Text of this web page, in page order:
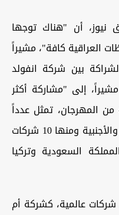
أن "هناك توجها
العراقية كافة"، مشيراً
بين شركة انفولد
إلى "مشاركة أكثر
من المهرجان، تمثل عدداً
من المحافظات والشركات العربية والأجنبية ومنها 10 شركات
السعودية وتركيا
عالمية، كشركة أم